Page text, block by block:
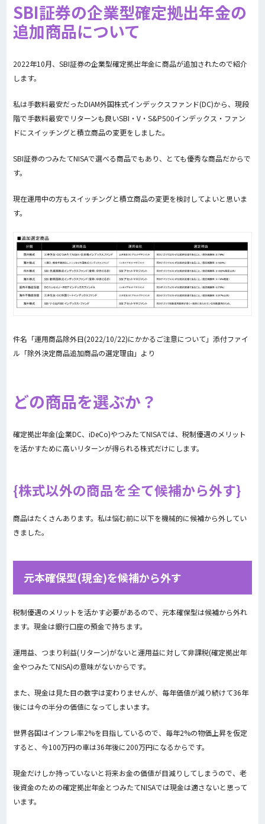
SBI証券の企業型確定拠出年金の
追加商品について
2022年10月、SBI証券の企業型確定拠出年金に商品が追加されたので紹介
します。
私は手数料最安だったDIAM外国株式インデックスファンド(DC)から、現段
階で手数料最安でリターンも良いSBI・V・S&P500インデックス・ファン
ドにスイッチングと積立商品の変更をしました。
SBI証券のつみたてNISAで選べる商品でもあり、とても優秀な商品だからで
す。
現在運用中の方もスイッチングと積立商品の変更を検討してよいと思いま
す。
件名「運用商品除外日(2022/10/22)にかかるご注意について」添付ファイ
ル「除外決定商品追加商品の選定理由」より
どの商品を選ぶか？
確定拠出年金(企業DC、iDeCo)やつみたてNISAでは、税制優遇のメリット
を活かすために高いリターンが得られる株式だけにします。
株式以外の商品を全て候補から外す
商品はたくさんあります。私は悩む前に以下を機械的に候補から外してい
きました。
元本確保型(現金)を候補から外す
税制優遇のメリットを活かす必要があるので、元本確保型は候補から外れ
ます。現金は銀行口座の預金で持ちます。
運用益、つまり利益(リターン)がないと運用益に対して非課税(確定拠出年
金やつみたてNISA)の意味がないからです。
また、現金は見た目の数字は変わりませんが、毎年価値が減り続けて36年
後には今の半分の価値になってしまいます。
世界各国はインフレ率2%を目指しているので、毎年2%の物価上昇を仮定
すると、今100万円の車は36年後に200万円になるからです。
現金だけしか持っていないと将来お金の価値が目減りしてしまうので、老
後資金のための確定拠出年金とつみたてNISAでは現金は適さないと思って
います。